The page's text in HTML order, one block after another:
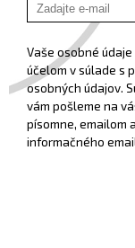
Vaše osobné
účelom v súlade s
osobných údajov.
vám pošleme na
písomne, emailom
informačného